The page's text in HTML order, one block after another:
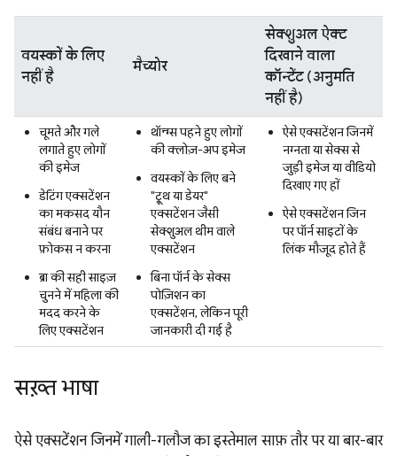
वयस्कों के लिए
नहीं है
मैच्योर
सेक्शुअल ऐक्ट
दिखाने वाला
कॉन्टेंट (अनुमति
नहीं है)
चूमते और गले
लगाते हुए लोगों
की इमेज
डेटिंग एक्सटेंशन
का मकसद यौन
संबंध बनाने पर
फ़ोकस न करना
ब्रा की सही साइज़
चुनने में महिला की
मदद करने के
लिए एक्सटेंशन
थॉन्ग्स पहने हुए लोगों
की क्लोज़-अप इमेज
वयस्कों के लिए बने
"ट्रूथ या डेयर"
एक्सटेंशन जैसी
सेक्शुअल थीम वाले
एक्सटेंशन
बिना पॉर्न के सेक्स
पोज़िशन का
एक्सटेंशन, लेकिन पूरी
जानकारी दी गई है
ऐसे एक्सटेंशन जिनमें
नग्नता या सेक्स से
जुड़ी इमेज या वीडियो
दिखाए गए हों
ऐसे एक्सटेंशन जिन
पर पॉर्न साइटों के
लिंक मौजूद होते हैं
सख़्त भाषा
ऐसे एक्सटेंशन जिनमें गाली-गलौज का इस्तेमाल साफ़ तौर पर या बार-बार